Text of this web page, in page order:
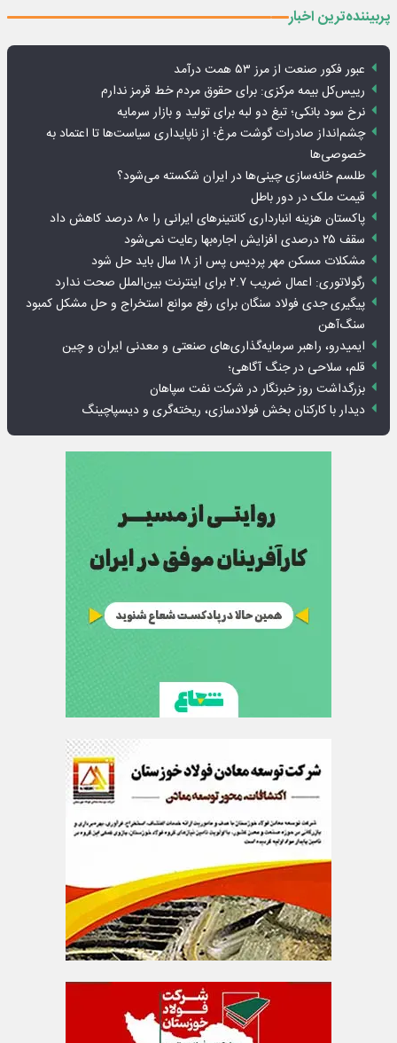
پربیننده‌ترین اخبار
عبور فکور صنعت از مرز ۵۳ همت درآمد
رییس‌کل بیمه مرکزی: برای حقوق مردم خط قرمز ندارم
نرخ سود بانکی؛ تیغ دو لبه برای تولید و بازار سرمایه
چشم‌انداز صادرات گوشت مرغ؛ از ناپایداری سیاست‌ها تا اعتماد به
خصوصی‌ها
طلسم خانه‌سازی چینی‌ها در ایران شکسته می‌شود؟
قیمت ملک در دور باطل
پاکستان هزینه انبارداری کانتینرهای ایرانی را ۸۰ درصد کاهش داد
سقف ۲۵ درصدی افزایش اجاره‌بها رعایت نمی‌شود
مشکلات مسکن مهر پردیس پس از ۱۸ سال باید حل شود
رگولاتوری: اعمال ضریب ۲.۷ برای اینترنت بین‌الملل صحت ندارد
پیگیری جدی فولاد سنگان برای رفع موانع استخراج و حل مشکل کمبود
سنگ‌آهن
ایمیدرو، راهبر سرمایه‌گذاری‌های صنعتی و معدنی ایران و چین
قلم، سلاحی در جنگ آگاهی؛
بزرگداشت روز خبرنگار در شرکت نفت سپاهان
دیدار با کارکنان بخش فولادسازی، ریخته‌گری و دیسپاچینگ